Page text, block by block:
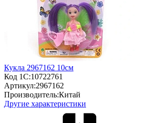
Кукла 2967162 10см
Код 1С:10722761
Артикул:2967162
Производитель:Китай
Другие характеристики